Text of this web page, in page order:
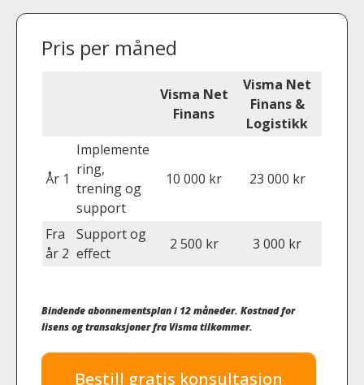
Pris per måned
Visma Net
Finans
Visma Net
Finans &
Logistikk
År 1
Implemente
ring,
trening og
support
10 000 kr 23 000 kr
Fra
år 2
Support og
effect
2 500 kr 3 000 kr
Bindende abonnementsplan i 12 måneder. Kostnad for
lisens og transaksjoner fra Visma tilkommer.
Bestill gratis konsultasjon